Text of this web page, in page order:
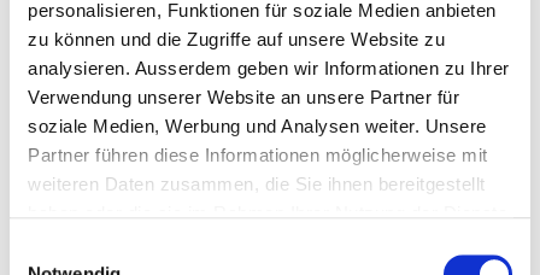
personalisieren, Funktionen für soziale Medien anbieten
zu können und die Zugriffe auf unsere Website zu
analysieren. Ausserdem geben wir Informationen zu Ihrer
Verwendung unserer Website an unsere Partner für
soziale Medien, Werbung und Analysen weiter. Unsere
Partner führen diese Informationen möglicherweise mit
weiteren Daten zusammen, die Sie ihnen bereitgestellt
privilegierten Besteuerung entstanden ist oder
gegebenenfalls bereits im Zeitpunkt des Eintritts in
den kantonalen Steuerstatus vorhanden war (vgl.
hierzu Behandlung von stillen Reserven im
Zusammenhang mit Reverslösungen).
Andererseits werden die aufgedeckten stillen
den Folgejahren abgeschrieben, was die kantonale